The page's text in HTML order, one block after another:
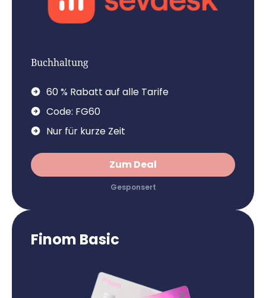
Buchhaltung
60 % Rabatt auf alle Tarife
Code: FG60
Nur für kurze Zeit
Zum Deal
Finom Basic